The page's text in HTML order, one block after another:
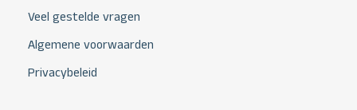
Veel gestelde vragen
Algemene voorwaarden
Privacybeleid